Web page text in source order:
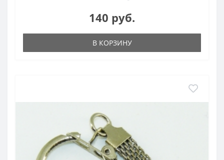
140 руб.
В КОРЗИНУ